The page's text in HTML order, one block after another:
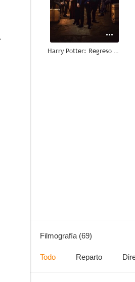
Harry Potter: Regreso a Hogwarts
Filmografía (69)
Todo Reparto